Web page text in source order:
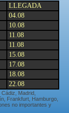
LLEGADA
04.08
10.08
11.08
11.08
15.08
17.08
18.08
22.08
Madrid,
Frankfurt, Hamburgo,
no importantes y